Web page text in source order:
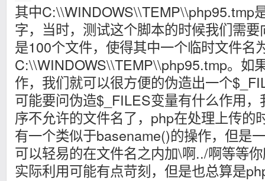
其中C:\\WINDOWS\\TEMP\\php95.tmp
字，当时，测试这个脚本的时候我们需
是100个文件，使得其中一个临时文件名
C:\\WINDOWS\\TEMP\\php95.tmp。如
作，我们就可以很方便的伪造出一个
可能要问伪造$_FILES变量有什么作用
序不允许的文件名了，php在处理上传的
有一个类似于basename()的操作，但是
可以轻易的在文件名之内加\啊../啊等等
实际利用可能有点苛刻，但是也总算是